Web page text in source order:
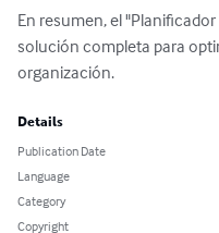
En resumen, el
solución completa para
organización.
Details
Publication Date
Language
Category
Copyright